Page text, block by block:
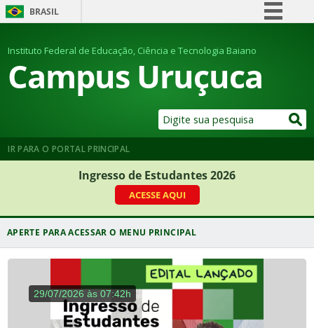
BRASIL
Comunica BR
Participe
Legislação
Instituto Federal de Educação, Ciência e Tecnologia Baiano
Campus Uruçuca
IR PARA O PORTAL PRINCIPAL
Ingresso de Estudantes 2026
ACESSE AQUI
29/07/2026 às 07:42h